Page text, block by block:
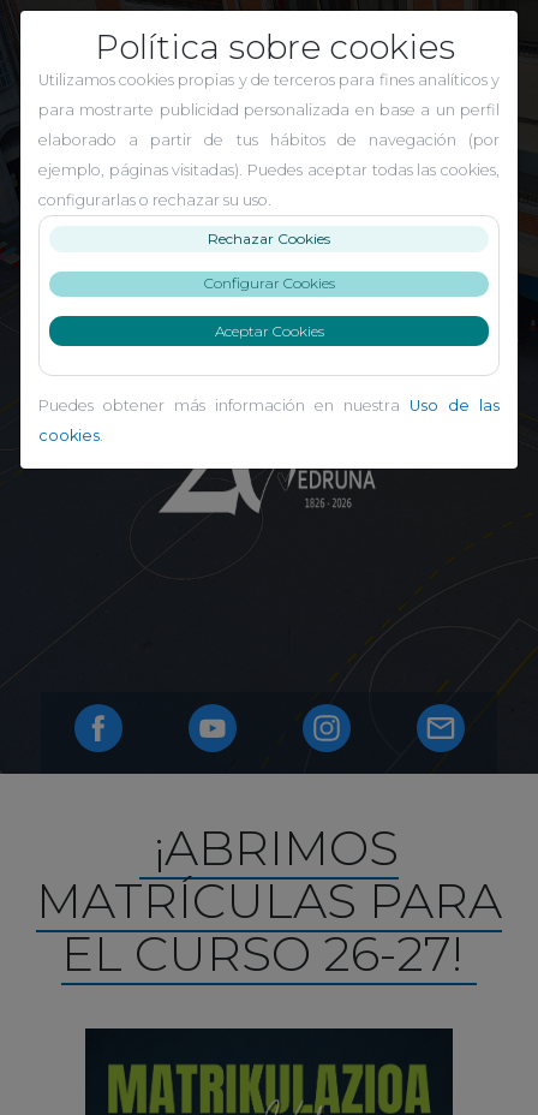
Política sobre cookies
Utilizamos cookies propias y de terceros para fines analíticos y
para mostrarte publicidad personalizada en base a un perfil
elaborado a partir de tus hábitos de navegación (por
ejemplo, páginas visitadas). Puedes aceptar todas las cookies,
configurarlas o rechazar su uso.
Rechazar Cookies
Configurar Cookies
Aceptar Cookies
Puedes obtener más información en nuestra Uso de las
cookies
El Carmen Indautxu
¡ABRIMOS
MATRÍCULAS PARA
EL CURSO 26-27!